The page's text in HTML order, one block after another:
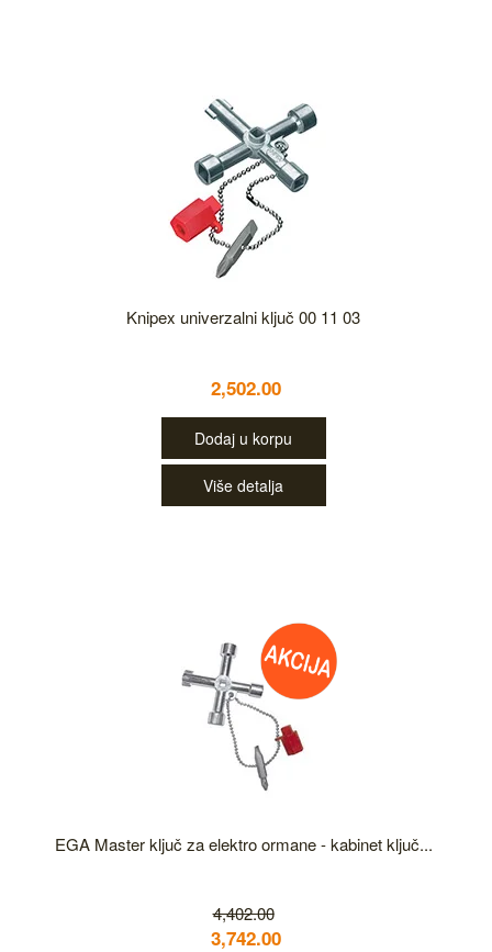
Knipex univerzalni ključ 00 11 03
2,502.00
Dodaj u korpu
Više detalja
EGA Master ključ za elektro ormane - kabinet ključ...
4,402.00
3,742.00